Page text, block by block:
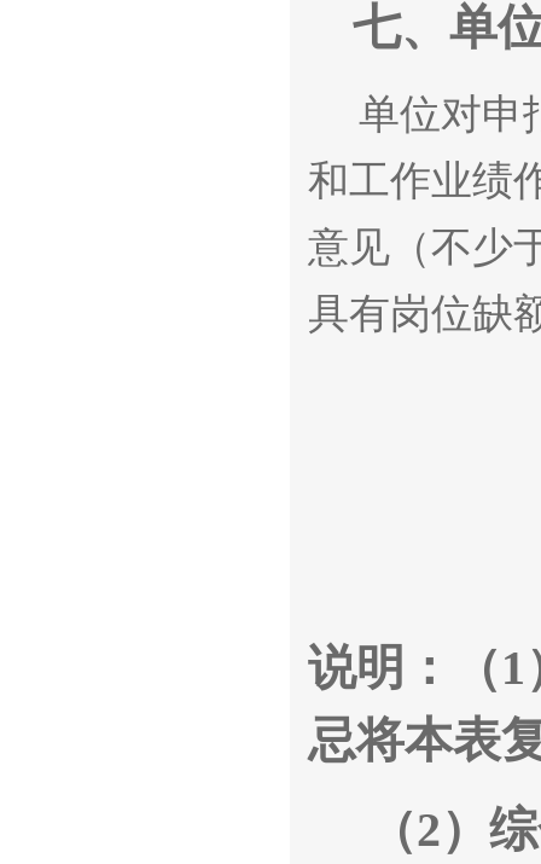
七、单
单位对申
和工作业绩
意见（不少
具有岗位缺
说明：（1
忌将本表
（2）